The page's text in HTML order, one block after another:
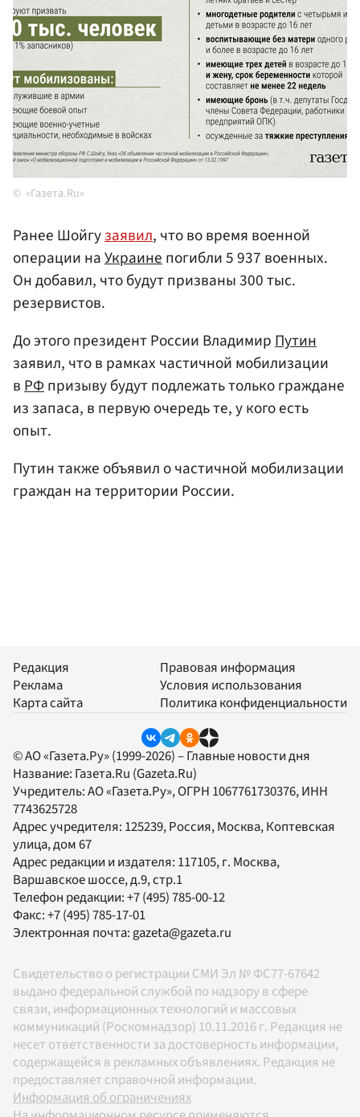
«Газета.Ru»
Ранее Шойгузаявил, что во время военной
операции наУкраинепогибли 5 937 военных.
Он добавил, что будут призваны 300 тыс.
резервистов.
До этого президент России ВладимирПутин
заявил, что в рамках частичной мобилизации
вРФпризыву будут подлежать только граждане
из запаса, в первую очередь те, у кого есть
опыт.
Путин также объявил о частичной мобилизации
граждан на территории России.
Редакция
Реклама
Карта сайта
Правовая информация
Условия использования
Политика конфиденциальности
© АО «Газета.Ру» (1999-2026) – Главные новости дня
Название: Газета.Ru (Gazeta.Ru)
Учредитель:АО «Газета.Ру», ОГРН 1067761730376, ИНН
7743625728
Адрес учредителя: 125239, Россия, Москва, Коптевская
улица, дом 67
Адрес редакции и издателя: 117105, г. Москва,
Варшавское шоссе, д.9, стр.1
Телефон редакции:+7 (495) 785-00-12
Факс:+7 (495) 785-17-01
Электронная почта:gazeta@gazeta.ru
Свидетельство о регистрации СМИ Эл № ФС77-67642
выдано федеральной службой по надзору в сфере
связи, информационных технологий и массовых
коммуникаций (Роскомнадзор) 10.11.2016 г. Редакция не
несет ответственности за достоверность информации,
содержащейся в рекламных объявлениях. Редакция не
предоставляет справочной информации.
Информация об ограничениях